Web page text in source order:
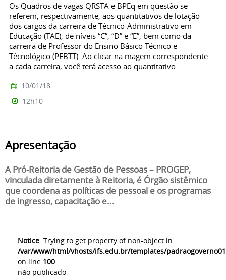
Os Quadros de vagas QRSTA e BPEq em questão se
referem, respectivamente, aos quantitativos de lotação
dos cargos da carreira de Técnico-Administrativo em
Educação (TAE), de níveis “C”, “D” e “E”, bem como da
carreira de Professor do Ensino Básico Técnico e
Técnológico (PEBTT). Ao clicar na magem correspondente
a cada carreira, você terá acesso ao quantitativo...
10/01/18
12h10
Apresentação
A Pró-Reitoria de Gestão de Pessoas – PROGEP,
vinculada diretamente à Reitoria, é Órgão sistêmico
que coordena as políticas de pessoal e os programas
de ingresso, capacitação e...
Notice: Trying to get property of non-object in
/var/www/html/vhosts/ifs.edu.br/templates/
on line 100
não publicado